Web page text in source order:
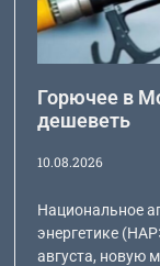
Горючее в
дешеветь
10.08.2026
Национальное
энергетике
августа, новую